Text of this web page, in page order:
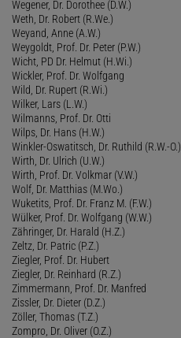
Wegener, Dr. Dorothee (D.W.)
Weth, Dr. Robert (R.We.)
Weyand, Anne (A.W.)
Weygoldt, Prof. Dr. Peter (P.W.)
Wicht, PD Dr. Helmut (H.Wi.)
Wickler, Prof. Dr. Wolfgang
Wild, Dr. Rupert (R.Wi.)
Wilker, Lars (L.W.)
Wilmanns, Prof. Dr. Otti
Wilps, Dr. Hans (H.W.)
Winkler-Oswatitsch, Dr. Ruthild (R.W.-O.)
Wirth, Dr. Ulrich (U.W.)
Wirth, Prof. Dr. Volkmar (V.W.)
Wolf, Dr. Matthias (M.Wo.)
Wuketits, Prof. Dr. Franz M. (F.W.)
Wülker, Prof. Dr. Wolfgang (W.W.)
Zähringer, Dr. Harald (H.Z.)
Zeltz, Dr. Patric (P.Z.)
Ziegler, Prof. Dr. Hubert
Ziegler, Dr. Reinhard (R.Z.)
Zimmermann, Prof. Dr. Manfred
Zissler, Dr. Dieter (D.Z.)
Zöller, Thomas (T.Z.)
Zompro, Dr. Oliver (O.Z.)